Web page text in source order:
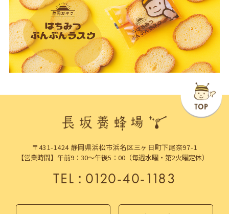
〒431-1424 静岡県浜松市浜名区三ヶ日町下尾奈97-1
【営業時間】午前9：30～午後5：00（毎週水曜・第2火曜定休）
TEL：0120-40-1183